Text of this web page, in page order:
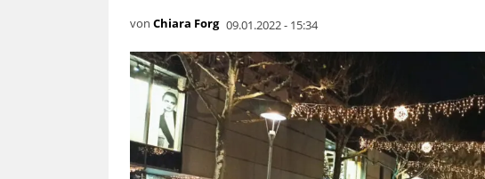
von Chiara Forg 09.01.2022 - 15:34